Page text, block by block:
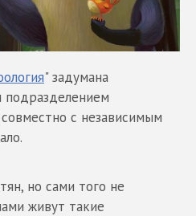
" задумана
с независимым
но сами того не
живут такие